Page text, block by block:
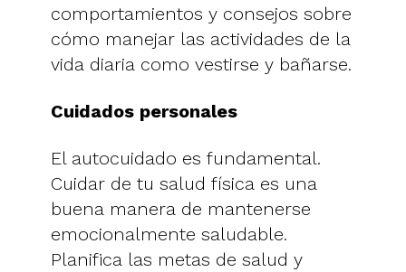
comportamientos y consejos sobre
cómo manejar las actividades de la
vida diaria como vestirse y bañarse.
Cuidados personales
El autocuidado es fundamental.
Cuidar de tu salud física es una
buena manera de mantenerse
emocionalmente saludable.
Planifica las metas de salud y